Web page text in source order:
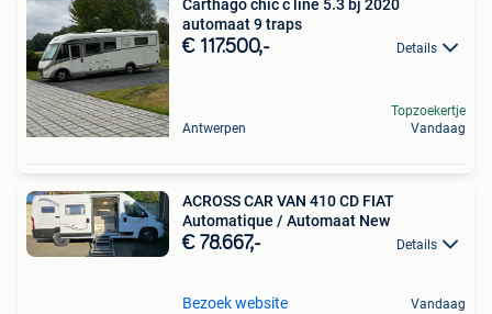
Carthago chic c line 5.3 bj 2020
automaat 9 traps
€ 117.500,- Details
Antwerpen
Topzoekertje
Vandaag
ACROSS CAR VAN 410 CD FIAT
Automatique / Automaat New
€ 78.667,- Details
Bezoek website Vandaag